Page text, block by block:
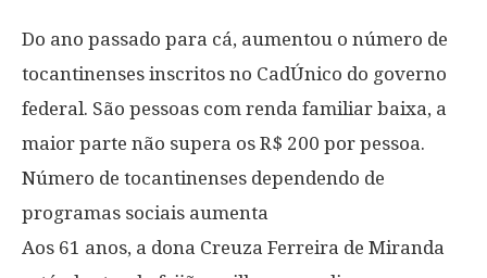
Do ano passado para cá, aumentou o número de
tocantinenses inscritos no CadÚnico do governo
federal. São pessoas com renda familiar baixa, a
maior parte não supera os R$ 200 por pessoa.
Número de tocantinenses dependendo de
programas sociais aumenta
Aos 61 anos, a dona Creuza Ferreira de Miranda